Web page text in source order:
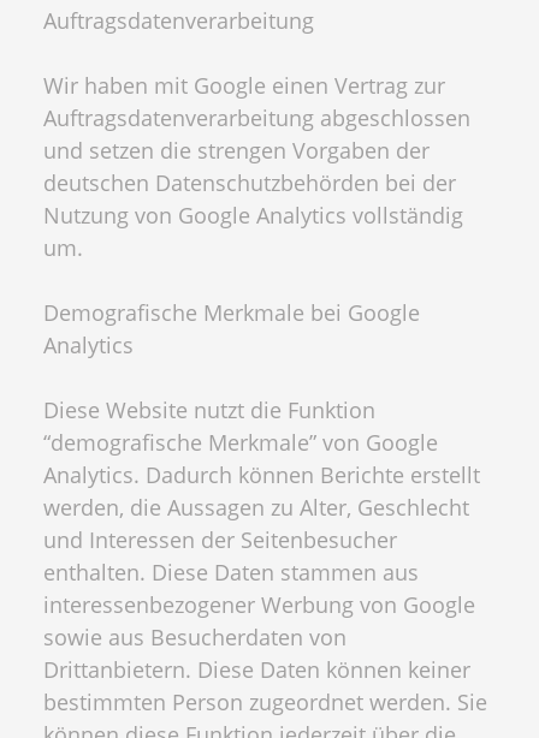
Auftragsdatenverarbeitung
Wir haben mit Google einen Vertrag zur
Auftragsdatenverarbeitung abgeschlossen
und setzen die strengen Vorgaben der
deutschen Datenschutzbehörden bei der
Nutzung von Google Analytics vollständig
um.
Demografische Merkmale bei Google
Analytics
Diese Website nutzt die Funktion
“demografische Merkmale” von Google
Analytics. Dadurch können Berichte erstellt
werden, die Aussagen zu Alter, Geschlecht
und Interessen der Seitenbesucher
enthalten. Diese Daten stammen aus
interessenbezogener Werbung von Google
sowie aus Besucherdaten von
Drittanbietern. Diese Daten können keiner
bestimmten Person zugeordnet werden. Sie